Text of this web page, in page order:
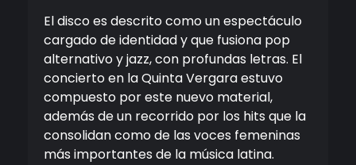
El disco es descrito como un espectáculo
cargado de identidad y que fusiona pop
alternativo y jazz, con profundas letras. El
concierto en la Quinta Vergara estuvo
compuesto por este nuevo material,
además de un recorrido por los hits que la
consolidan como de las voces femeninas
más importantes de la música latina.